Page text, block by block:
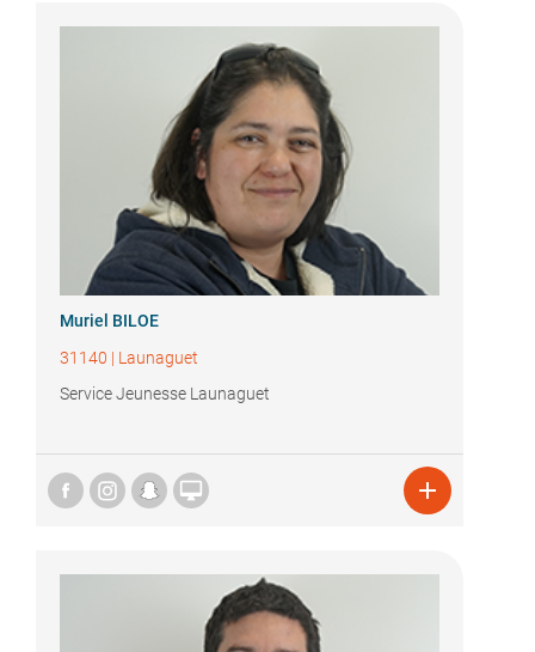
Muriel BILOE
31140 | Launaguet
Service Jeunesse Launaguet
 